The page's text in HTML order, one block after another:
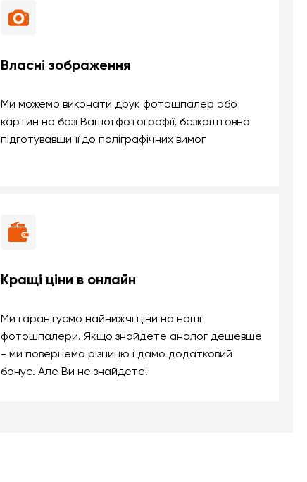
Власні зображення
Ми можемо виконати друк фотошпалер або
картин на базі Вашої фотографії, безкоштовно
підготувавши її до поліграфічних вимог
Кращі ціни в онлайн
Ми гарантуємо найнижчі ціни на наші
фотошпалери. Якщо знайдете аналог дешевше
- ми повернемо різницю і дамо додатковий
бонус. Але Ви не знайдете!